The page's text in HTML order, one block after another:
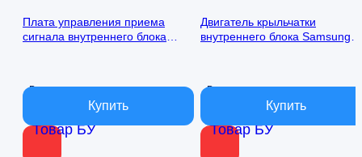
Товар БУ
Плата управления приема
сигнала внутреннего блока
В наличии
Товар БУ
Двигатель крыльчатки
внутреннего блока Samsung
В наличии